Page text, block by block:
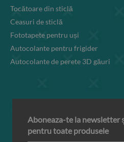
Tocătoare din sticlă
Ceasuri de sticlă
Fototapete pentru uși
Autocolante pentru frigider
Autocolante de perete 3D găuri
Aboneaza-te la newsletter
pentru toate produsele